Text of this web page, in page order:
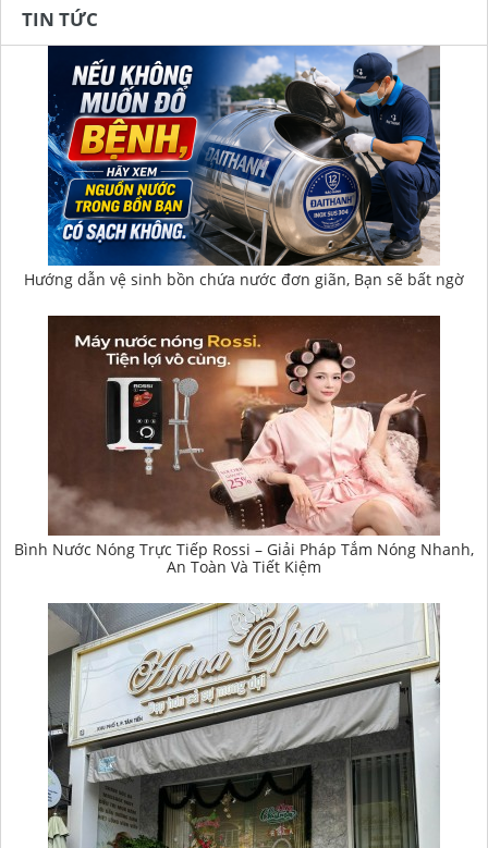
TIN TỨC
Hướng dẫn vệ sinh bồn chứa nước đơn giãn, Bạn sẽ bất ngờ
Bình Nước Nóng Trực Tiếp Rossi – Giải Pháp Tắm Nóng Nhanh,
An Toàn Và Tiết Kiệm